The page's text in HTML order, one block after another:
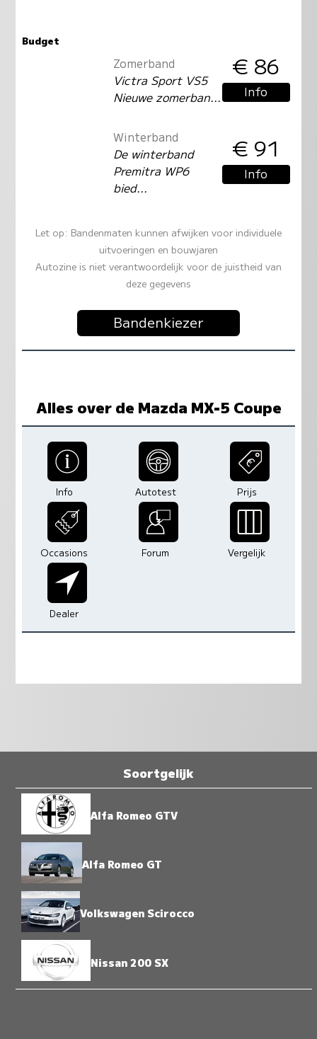
Budget
Zomerband
Victra Sport VS5
Nieuwe zomerban...
€ 86
Info
Winterband
De winterband
Premitra WP6
bied...
€ 91
Info
Let op: Bandenmaten kunnen afwijken voor individuele
uitvoeringen en bouwjaren
Autozine is niet verantwoordelijk voor de juistheid van
deze gegevens
Bandenkiezer
Alles over de Mazda MX-5 Coupe
Info Autotest Prijs
Occasions Forum Vergelijk
Dealer
Soortgelijk
Alfa Romeo GTV
Alfa Romeo GT
Volkswagen Scirocco
Nissan 200 SX